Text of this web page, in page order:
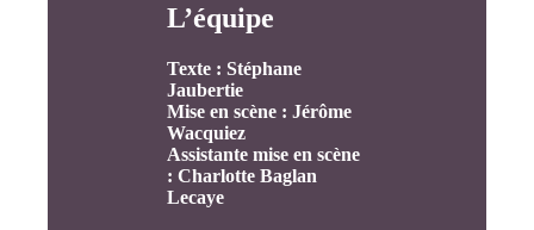
L’équipe
Texte : Stéphane
Jaubertie
Mise en scène : Jérôme
Wacquiez
Assistante mise en scène
: Charlotte Baglan
Lecaye